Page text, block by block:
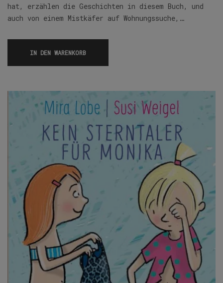
hat, erzählen die Geschichten in diesem Buch, und
auch von einem Mistkäfer auf Wohnungssuche,…
IN DEN WARENKORB